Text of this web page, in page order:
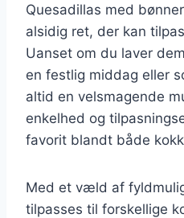
Quesadillas med
alsidig ret, der kan
Uanset om du laver
en festlig middag eller
altid en velsmagende
enkelhed og
favorit blandt både
Med et væld af
tilpasses til forskellige